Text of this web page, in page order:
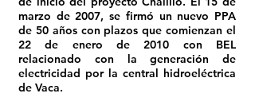
marzo de 2007, se firmó un nuevo PPA
de 50 años con plazos que comienzan el
22 de enero de 2010 con BEL
relacionado con la generación de
electricidad por la central hidroeléctrica
de Vaca.